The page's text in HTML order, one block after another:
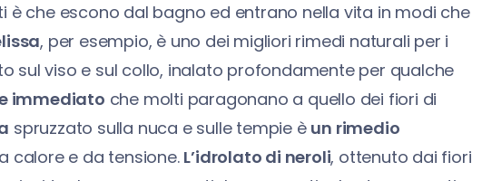
è che escono dal bagno ed entrano nella vita in modi che
, per esempio, è uno dei migliori rimedi naturali per i
sul viso e sul collo, inalato profondamente per qualche
immediato che molti paragonano a quello dei fiori di
spruzzato sulla nuca e sulle tempie è un rimedio
calore e da tensione.L’idrolato di neroli, ottenuto dai fiori